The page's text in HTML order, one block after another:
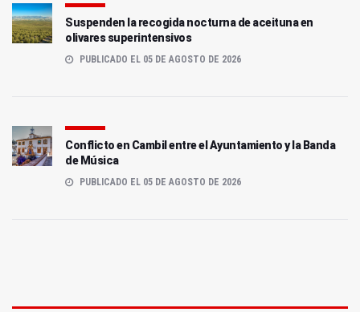
Suspenden la recogida nocturna de aceituna en
olivares superintensivos
PUBLICADO EL 05 DE AGOSTO DE 2026
Conflicto en Cambil entre el Ayuntamiento y la Banda
de Música
PUBLICADO EL 05 DE AGOSTO DE 2026